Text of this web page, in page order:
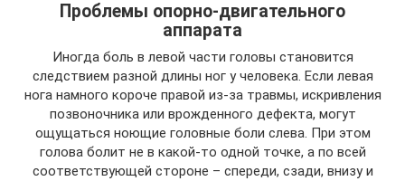
Проблемы опорно-двигательного
аппарата
Иногда боль в левой части головы становится
следствием разной длины ног у человека. Если левая
нога намного короче правой из-за травмы, искривления
позвоночника или врожденного дефекта, могут
ощущаться ноющие головные боли слева. При этом
голова болит не в какой-то одной точке, а по всей
соответствующей стороне – спереди, сзади, внизу и